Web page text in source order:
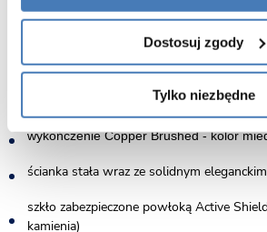
Dostosuj zgody
Tylko niezbędne
szkło hartowane o grubości 6mm
drzwi otwierane na prawą stronę
wykończenie Copper Brushed - kolor
ścianka stała wraz ze solidnym
szkło zabezpieczone powłoką Active
kamienia)